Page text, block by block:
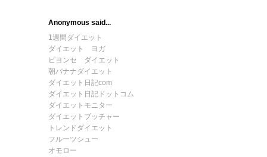
Anonymous said...
1週間ダイエット
ダイエット ヨガ
ビヨンセ ダイエット
朝バナナダイエット
ダイエット日記com
ダイエット日記ドットコム
ダイエットモニター
ダイエットブッチャー
トレンドダイエット
フルーツシュー
オモロー